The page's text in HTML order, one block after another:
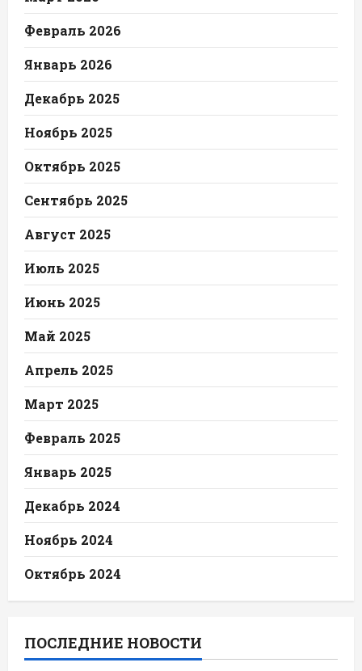
Февраль 2026
Январь 2026
Декабрь 2025
Ноябрь 2025
Октябрь 2025
Сентябрь 2025
Август 2025
Июль 2025
Июнь 2025
Май 2025
Апрель 2025
Март 2025
Февраль 2025
Январь 2025
Декабрь 2024
Ноябрь 2024
Октябрь 2024
ПОСЛЕДНИЕ НОВОСТИ